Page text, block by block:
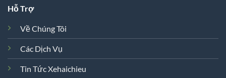
Hỗ Trợ
Về Chúng Tôi
Các Dịch Vụ
Tin Tức Xehaichieu